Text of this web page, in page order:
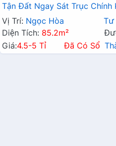
Tận Đất Ngay Sát Trục Chính
Vị Trí: Ngọc Hòa Tư
Diện Tích: 85.2m²
Giá:4.5-5 Tỉ Đã Có Sổ